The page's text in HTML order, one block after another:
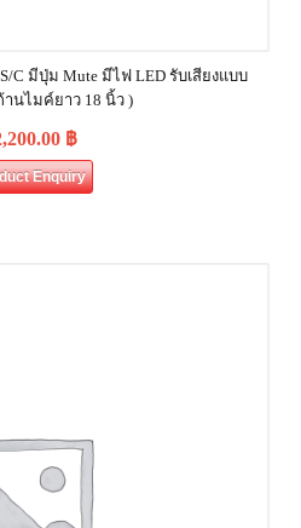
C มีปุ่ม Mute มีไฟ LED รับเสียงแบบ
านไมค์ยาว 18 นิ้ว )
฿
Enquiry